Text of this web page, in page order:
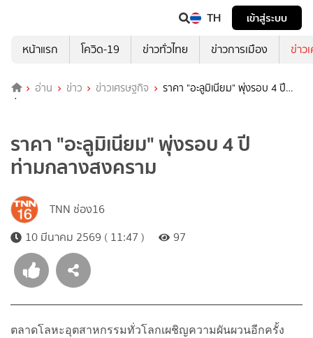
TH
เข้าสู่ระบบ
หน้าแรก
โควิด-19 ข่าวทั่วไทย ข่าวการเมือง ข่าว
อ่าน ข่าว ข่าวเศรษฐกิจ
ราคา "อะลูมิเนียม" พุ่งรอบ 4 ปี
ท่ามกลางสงคราม
ราคา "อะลูมิเนียม" พุ่งรอบ 4 ปี
ท่ามกลางสงคราม
TNN ช่อง16
10 มีนาคม 2569 ( 11:47 )
97
ตลาดโลหะอุตสาหกรรมทั่วโลกเผชิญความผันผวนอีกครั้ง